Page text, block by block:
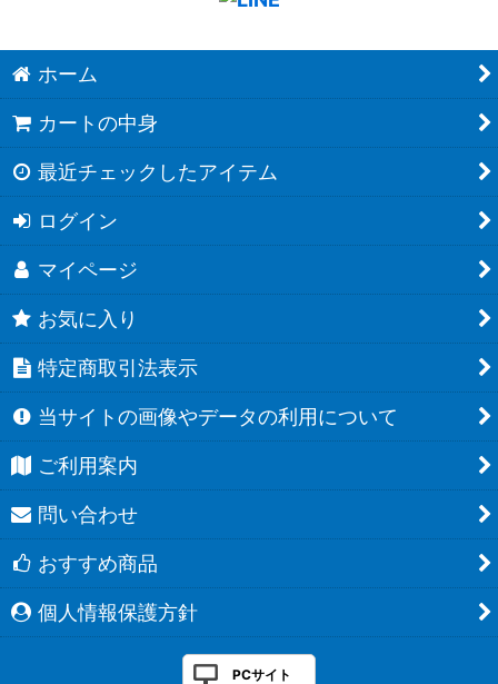
ホーム
カートの中身
最近チェックしたアイテム
ログイン
マイページ
お気に入り
特定商取引法表示
当サイトの画像やデータの利用について
ご利用案内
問い合わせ
おすすめ商品
個人情報保護方針
PCサイト